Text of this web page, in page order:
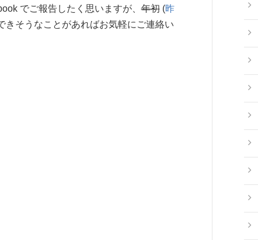
でご報告したく思いますが、年初(昨
きそうなことがあればお気軽にご連絡い